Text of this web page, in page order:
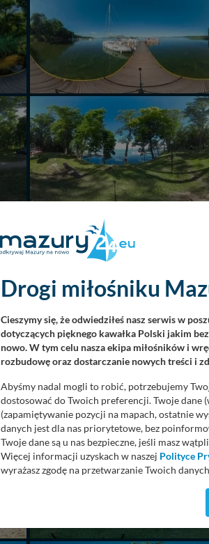
Drogi miłośniku
Cieszymy się, że odwiedziłeś nasz serwis w
dotyczących pięknego kawałka Polski jakim
nowo. W tym celu nasza ekipa miłośników i
rozbudowę oraz dostarczanie nowych treści i
Abyśmy nadal mogli to robić, potrzebujemy
dostosować do Twoich preferencji. Twoje dane
(zapamiętywanie pozycji na mapach, ostatnie
danych jest dla nas priorytetowe, bez
Twoje dane są u nas bezpieczne, jeśli masz
Więcej informacji uzyskach w naszej Polityce
wyrażasz zgodę na przetwarzanie Twoich
Wyjątkiem jest sytuacja, gdy przekazanie
zasadach i funkcjonalności serwisu w